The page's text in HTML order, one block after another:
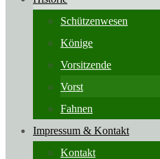
Schützenwesen
Könige
Vorsitzende
Vorst
Fahnen
Impressum & Kontakt
Kontakt